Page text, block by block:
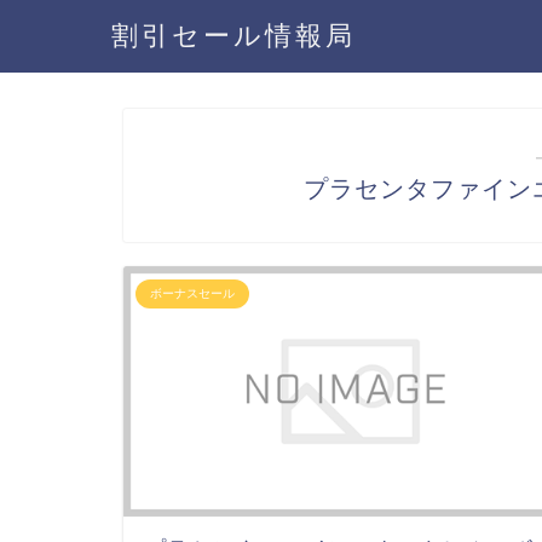
割引セール情報局
プラセンタファイ
ボーナスセール